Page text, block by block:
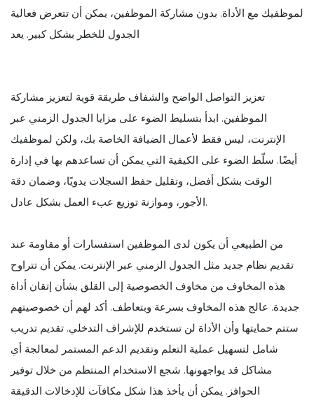
لموظفيك مع الأداة. بدون مشاركة الموظفين، يمكن أن تتعرض فعالية
الجدول للخطر بشكل كبير. يعد
تعزيز التواصل الواضح والشفاف طريقة قوية لتعزيز مشاركة
الموظفين. ابدأ بتسليط الضوء على مزايا الجدول الزمني عبر
الإنترنت، ليس فقط لأعمال الضيافة الخاصة بك، ولكن لموظفيك
أيضًا. سلّط الضوء على الكيفية التي يمكن أن تساعدهم بها في إدارة
الوقت بشكل أفضل، وتقليل حفظ السجلات يدويًا، وضمان دقة
الأجور، وموازنة توزيع عبء العمل بشكل عادل.
من الطبيعي أن يكون لدى الموظفين استفسارات أو مقاومة عند
تقديم نظام جديد مثل الجدول الزمني عبر الإنترنت. يمكن أن تتراوح
هذه المخاوف من مخاوف الخصوصية إلى القلق بشأن إتقان أداة
جديدة. عالج هذه المخاوف بسرعة وبتعاطف. أكد لهم أن خصوصيتهم
ستتم حمايتها وأن الأداة لن تستخدم للإشراف التدخلي. تقديم تدريب
شامل لتسهيل عملية التعلم وتقديم الدعم المستمر لمعالجة أي
مشاكل قد يواجهونها. شجع الاستخدام المنتظم من خلال توفير
الحوافز. يمكن أن يأخذ هذا شكل مكافآت للإدخالات الدقيقة